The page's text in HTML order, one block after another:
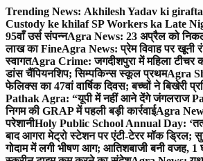
Skip
to
content
Trending News: Akhilesh Yadav ki
Custody ke khilaf SP Workers ka Late
95वाँ उर्स संपन्नAgra News: 23 अप्रैल को
लाख का FineAgra News: प्रेम विवाह पर खूनी
स्वागतAgra Crime: जगदीशपुरा में महिला टीचर
डांस चैंपियनशिप; सिम्पकिन्स स्कूल प्रथमAgra
फेलिक्स का 47वां वार्षिक दिवस; बच्चों ने बिखेरी
Pathak Agra: “यूपी में नहीं आने देंगे जंगलराज
निगम की GRAP में पहली बड़ी कार्रवाईAgra
परेशानीHoly Public School Annual Day:
बाद आगरा मेट्रो स्टेशन पर एंटी-टेरर मॉक ड्रिल;
गोदाम में लगी भीषण आग; आतिशबाजी बनी वजह, 1